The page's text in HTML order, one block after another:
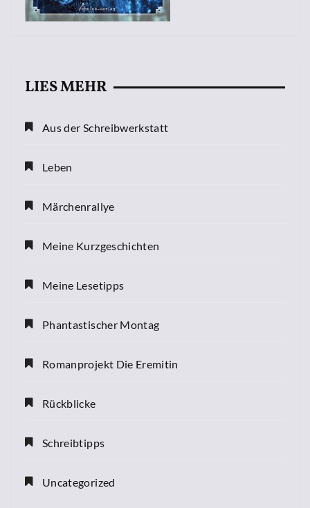
LIES MEHR
Aus der Schreibwerkstatt
Leben
Märchenrallye
Meine Kurzgeschichten
Meine Lesetipps
Phantastischer Montag
Romanprojekt Die Eremitin
Rückblicke
Schreibtipps
Uncategorized